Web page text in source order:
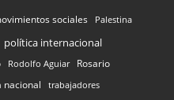
sociales Palestina
política internacional
Rodolfo Aguiar Rosario
nacional trabajadores